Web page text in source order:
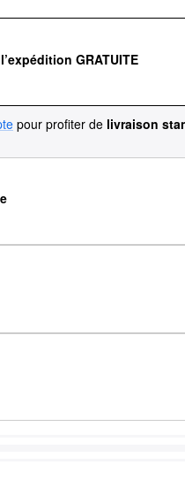
GRATUITE
pour profiter de livraison